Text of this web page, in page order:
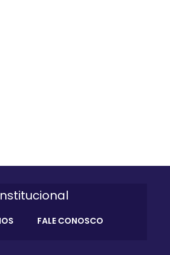
FALE CONOSCO